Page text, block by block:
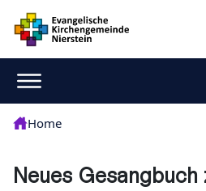
Home
Neues Gesangbuch